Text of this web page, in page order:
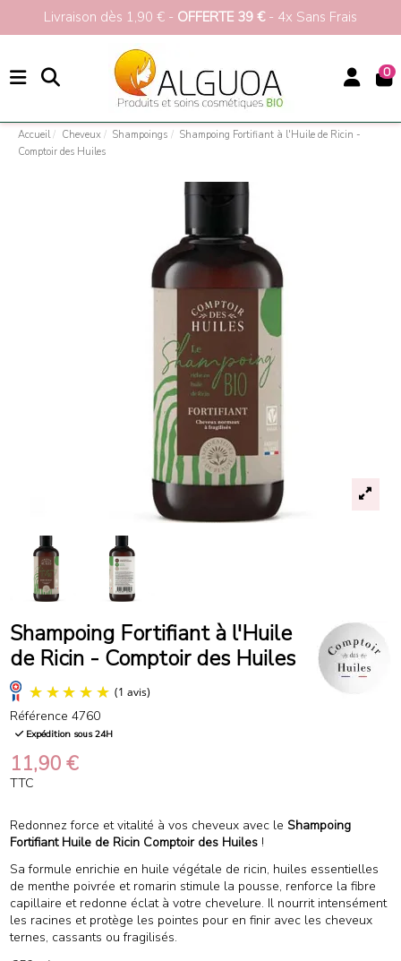
Livraison dès 1,90 € - OFFERTE 39 €- 4x Sans Frais
0
Accueil Cheveux Shampoings
Shampoing Fortifiant à l'Huile de Ricin -
Comptoir des Huiles
Shampoing Fortifiant à l'Huile
de Ricin - Comptoir des Huiles
Référence 4760
Expédition sous 24H
11,90 €
TTC
Redonnez force et vitalité à vos cheveux avec le Shampoing
Fortifiant Huile de Ricin Comptoir des Huiles!
Sa formule enrichie en huile végétale de ricin, huiles essentielles
de menthe poivrée et romarin stimule la pousse, renforce la fibre
capillaire et redonne éclat à votre chevelure. Il nourrit intensément
les racines et protège les pointes pour en finir avec les cheveux
ternes, cassants ou fragilisés.